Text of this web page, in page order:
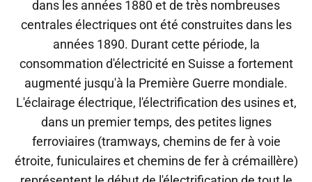
dans les années 1880 et de très nombreuses
centrales électriques ont été construites dans les
années 1890. Durant cette période, la
consommation d'électricité en Suisse a fortement
augmenté jusqu'à la Première Guerre mondiale.
L'éclairage électrique, l'électrification des usines et,
dans un premier temps, des petites lignes
ferroviaires (tramways, chemins de fer à voie
étroite, funiculaires et chemins de fer à crémaillère)